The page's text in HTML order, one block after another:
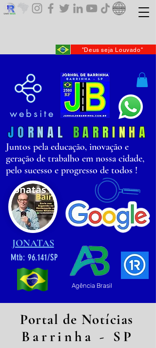
"Deus seja Louvado"
website
JO RNAL BARRI NHA
Juntos pela educação, inovação e
geração de trabalho em nossa cidade,
pelo sucesso e progresso de todos !
JONATAS
Mtb: 96.141/SP
Agência Brasil
Barrinha - SP
Portal de Notícias